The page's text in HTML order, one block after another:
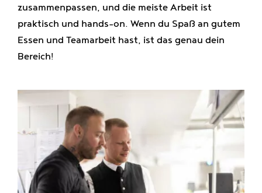
zusammenpassen, und die meiste Arbeit ist
praktisch und hands-on. Wenn du Spaß an gutem
Essen und Teamarbeit hast, ist das genau dein
Bereich!